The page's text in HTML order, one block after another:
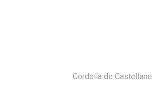
Cordelia de Castellane